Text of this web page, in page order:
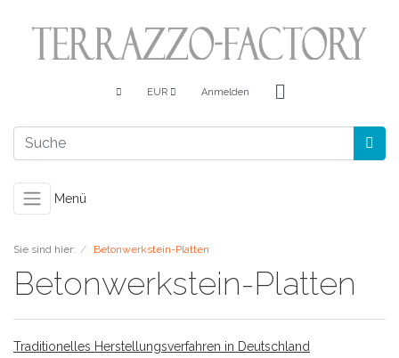
EUR Anmelden
Menü
Sie sind hier: Betonwerkstein-Platten
Betonwerkstein-Platten
Traditionelles Herstellungsverfahren in Deutschland